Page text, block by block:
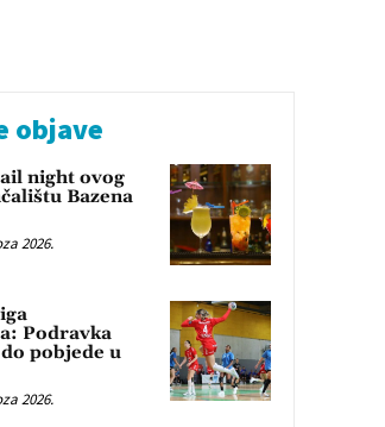
objave
night ovog
Bazena
2026.
Podravka
pobjede u
2026.